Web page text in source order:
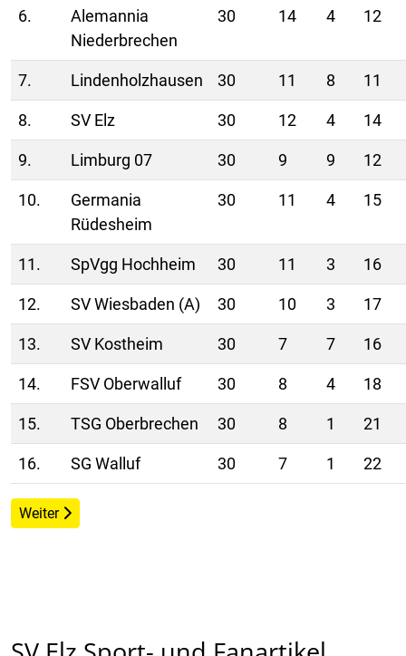
6.
Alemannia
Niederbrechen
30 14 4 12
7. Lindenholzhausen 30 11 8 11
8. SV Elz 30 12 4 14
9. Limburg 07 30 9 9 12
10.
Germania
Rüdesheim
30 11 4 15
11. SpVgg Hochheim 30 11 3 16
12. SV Wiesbaden (A) 30 10 3 17
13. SV Kostheim 30 7 7 16
14. FSV Oberwalluf 30 8 4 18
15. TSG Oberbrechen 30 8 1 21
16. SG Walluf 30 7 1 22
Nächster Beitrag: Mannschaft - Saison 1955/1956
Weiter